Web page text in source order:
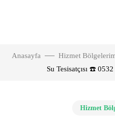
Anasayfa Hizmet
Su Tesisatçısı ☎️
Hizmet